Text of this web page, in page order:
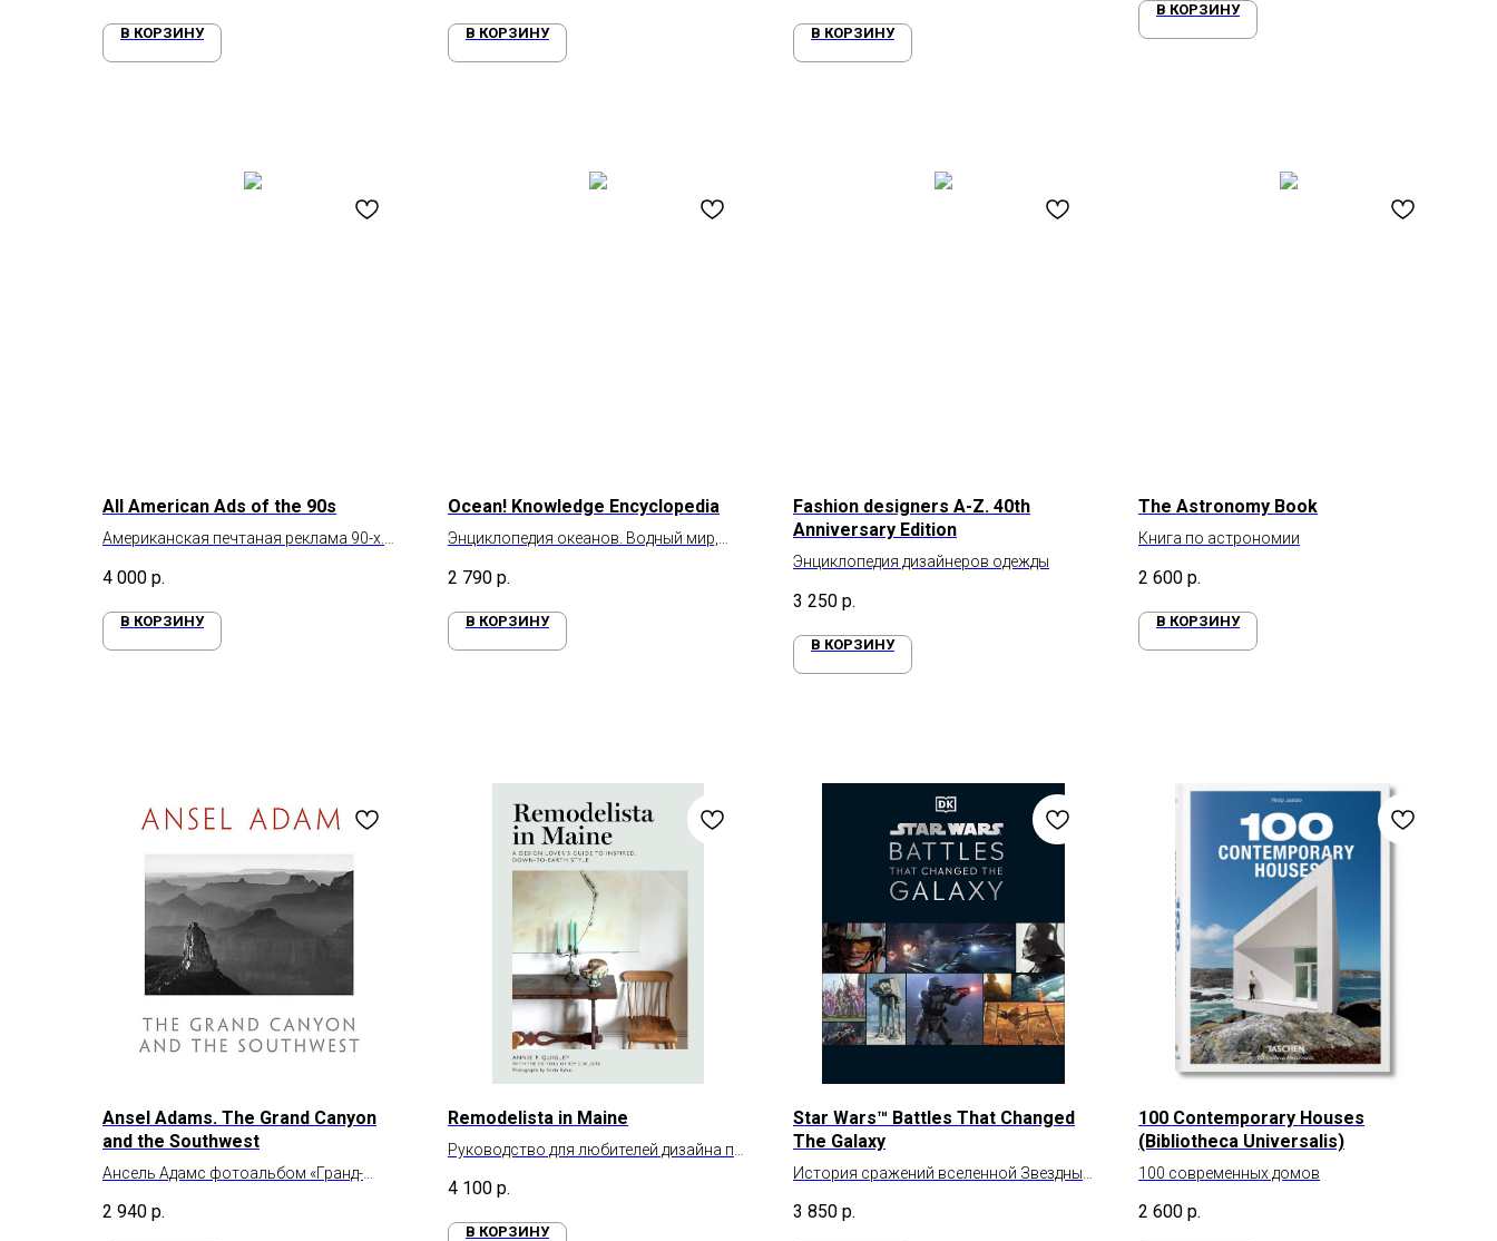
В КОРЗИНУ В КОРЗИНУ В КОРЗИНУ
В КОРЗИНУ
All American Ads of the 90s
Американская печтаная реклама 90-х.
4 000 р.
В КОРЗИНУ
Ocean! Knowledge Encyclopedia
Энциклопедия океанов. Водный мир,
2 790 р.
В КОРЗИНУ
Fashion designers A-Z. 40th
Anniversary Edition
Энциклопедия дизайнеров одежды
3 250 р.
В КОРЗИНУ
The Astronomy Book
Книга по астрономии
2 600 р.
В КОРЗИНУ
Ansel Adams. The Grand Canyon
and the Southwest
Ансель Адамс фотоальбом «Гранд-
2 940 р.
Remodelista in Maine
Руководство для любителей дизайна по
4 100 р.
В КОРЗИНУ
Star Wars™ Battles That Changed
The Galaxy
История сражений вселенной Звездных
3 850 р.
100 Contemporary Houses
(Bibliotheca Universalis)
100 современных домов
2 600 р.